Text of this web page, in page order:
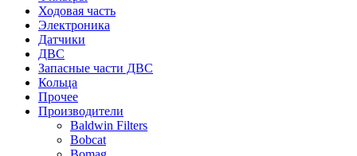
Ходовая часть
Электроника
Датчики
ДВС
Запасные части ДВС
Кольца
Прочее
Производители
Baldwin Filters
Bobcat